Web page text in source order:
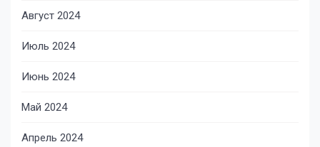
Август 2024
Июль 2024
Июнь 2024
Май 2024
Апрель 2024